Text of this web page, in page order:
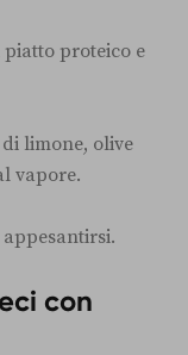
piatto proteico e
limone, olive
vapore.
con